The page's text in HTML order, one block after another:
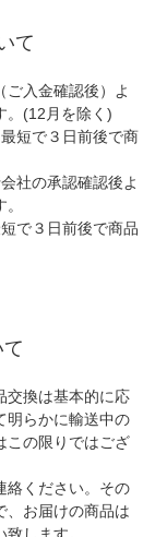
て
ご入金確認後）よ
。(12月を除く)
短で３日前後で商
社の承認確認後よ
で３日前後で商品
交換は基本的に応
明らかに輸送中の
この限りではござ
絡ください。その
、お届けの商品は